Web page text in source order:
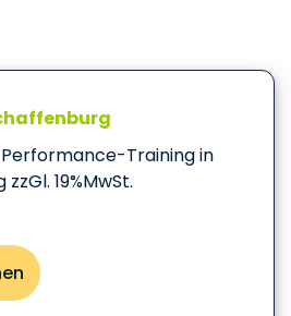
Performance-Training in
19%MwSt.